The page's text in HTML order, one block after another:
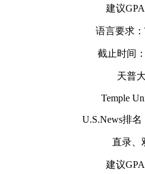
建议
语言要求
截止时间
天普
Temple
U.S.News排名
直录、
建议